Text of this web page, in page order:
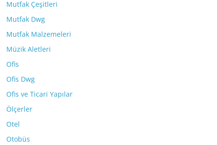
Mutfak Çeşitleri
Mutfak Dwg
Mutfak Malzemeleri
Müzik Aletleri
Ofis
Ofis Dwg
Ofis ve Ticari Yapılar
Ölçerler
Otel
Otobüs